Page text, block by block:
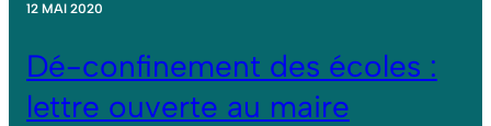
12 MAI 2020
Dé-confinement des écoles :
lettre ouverte au maire